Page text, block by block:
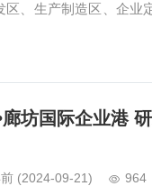
区、生产制造区、企业
坊国际企业港
(2024-09-21) 964